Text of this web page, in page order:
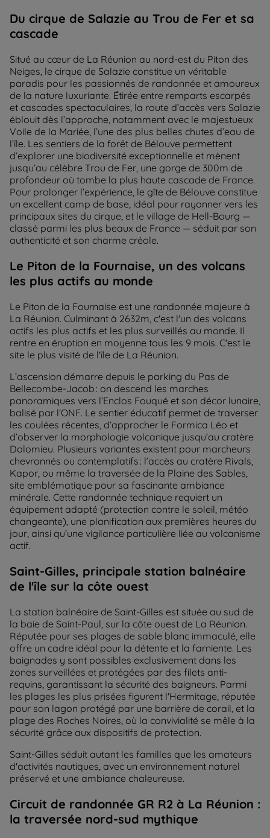
Du cirque de Salazie au Trou de Fer et sa
cascade
Situé au cœur de La Réunion au nord-est du Piton des
Neiges, le cirque de Salazie constitue un véritable
paradis pour les passionnés de randonnée et amoureux
de la nature luxuriante. Étirée entre remparts escarpés
et cascades spectaculaires, la route d’accès vers Salazie
éblouit dès l’approche, notamment avec le majestueux
Voile de la Mariée, l’une des plus belles chutes d’eau de
l’île. Les sentiers de la forêt de Bélouve permettent
d’explorer une biodiversité exceptionnelle et mènent
jusqu’au célèbre Trou de Fer, une gorge de 300m de
profondeur où tombe la plus haute cascade de France.
Pour prolonger l’expérience, le gîte de Bélouve constitue
un excellent camp de base, idéal pour rayonner vers les
principaux sites du cirque, et le village de Hell-Bourg —
classé parmi les plus beaux de France — séduit par son
authenticité et son charme créole.
Le Piton de la Fournaise, un des volcans
les plus actifs au monde
Le Piton de la Fournaise est une randonnée majeure à
La Réunion. Culminant à 2632m, c'est l'un des volcans
actifs les plus actifs et les plus surveillés au monde. Il
rentre en éruption en moyenne tous les 9 mois. C'est le
site le plus visité de l'île de La Réunion.
L’ascension démarre depuis le parking du Pas de
Bellecombe-Jacob : on descend les marches
panoramiques vers l’Enclos Fouqué et son décor lunaire,
balisé par l’ONF. Le sentier éducatif permet de traverser
les coulées récentes, d’approcher le Formica Léo et
d’observer la morphologie volcanique jusqu’au cratère
Dolomieu. Plusieurs variantes existent pour marcheurs
chevronnés ou contemplatifs : l’accès au cratère Rivals,
Kapor, ou même la traversée de la Plaine des Sables,
site emblématique pour sa fascinante ambiance
minérale. Cette randonnée technique requiert un
équipement adapté (protection contre le soleil, météo
changeante), une planification aux premières heures du
jour, ainsi qu’une vigilance particulière liée au volcanisme
actif.
Saint-Gilles, principale station balnéaire
de l'île sur la côte ouest
La station balnéaire de Saint-Gilles est située au sud de
la baie de Saint-Paul, sur la côte ouest de La Réunion.
Réputée pour ses plages de sable blanc immaculé, elle
offre un cadre idéal pour la détente et la farniente. Les
baignades y sont possibles exclusivement dans les
zones surveillées et protégées par des filets anti-
requins, garantissant la sécurité des baigneurs. Parmi
les plages les plus prisées figurent l'Hermitage , réputée
pour son lagon protégé par une barrière de corail, et la
plage des Roches Noires , où la convivialité se mêle à la
sécurité grâce aux dispositifs de protection.
Saint-Gilles séduit autant les familles que les amateurs
d'activités nautiques, avec un environnement naturel
préservé et une ambiance chaleureuse.
Circuit de randonnée GR R2 à La Réunion :
la traversée nord-sud mythique